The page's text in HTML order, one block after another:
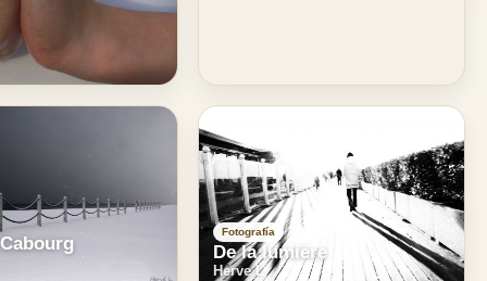
Fotografía
De la lumière
Herve L